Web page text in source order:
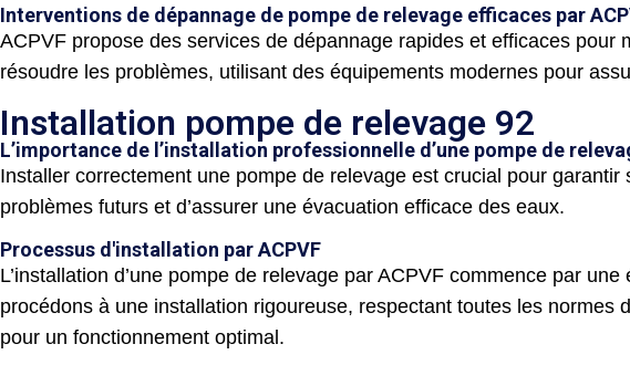
Interventions de dépannage de pompe de relevage efficaces par
ACPVF propose des services de dépannage rapides et efficaces
résoudre les problèmes, utilisant des équipements modernes pour
Installation pompe de relevage 92
L’importance de l’installation professionnelle d’une pompe de
Installer correctement une pompe de relevage est crucial pour
problèmes futurs et d’assurer une évacuation efficace des eaux.
Processus d'installation par ACPVF
L’installation d’une pompe de relevage par ACPVF commence par
procédons à une installation rigoureuse, respectant toutes les
pour un fonctionnement optimal.